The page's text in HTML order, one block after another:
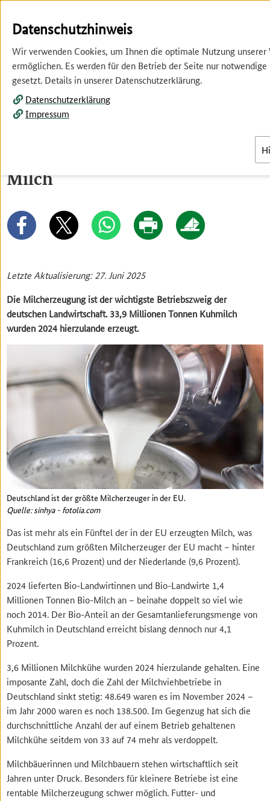
Springe
Hauptnavigation
Springe
Inhalt
Milch
Letzte Aktualisierung: 27. Juni 2025
Die Milcherzeugung ist der wichtigste Betriebszweig der
deutschen Landwirtschaft. 33,9 Millionen Tonnen Kuhmilch
wurden 2024 hierzulande erzeugt.
Deutschland ist der größte Milcherzeuger in der EU.
Quelle: sinhya - fotolia.com
Das ist mehr als ein Fünftel der in der EU erzeugten Milch, was
Deutschland zum größten Milcherzeuger der EU macht – hinter
Frankreich (16,6 Prozent) und der Niederlande (9,6 Prozent).
2024 lieferten Bio-Landwirtinnen und Bio-Landwirte 1,4
Millionen Tonnen Bio-Milch an – beinahe doppelt so viel wie
noch 2014. Der Bio-Anteil an der Gesamtanlieferungsmenge von
Kuhmilch in Deutschland erreicht bislang dennoch nur 4,1
Prozent.
3,6 Millionen Milchkühe wurden 2024 hierzulande gehalten. Eine
imposante Zahl, doch die Zahl der Milchviehbetriebe in
Deutschland sinkt stetig: 48.649 waren es im November 2024 –
im Jahr 2000 waren es noch 138.500. Im Gegenzug hat sich die
durchschnittliche Anzahl der auf einem Betrieb gehaltenen
Milchkühe seitdem von 33 auf 74 mehr als verdoppelt.
Milchbäuerinnen und Milchbauern stehen wirtschaftlich seit
Jahren unter Druck. Besonders für kleinere Betriebe ist eine
rentable Milcherzeugung schwer möglich. Futter- und
Datenschutzhinweis
Wir verwenden Cookies, um Ihnen die optimale Nutzung unserer
ermöglichen. Es werden für den Betrieb der Seite nur notwendige
gesetzt. Details in unserer Datenschutzerklärung.
Datenschutzerklärung
Impressum